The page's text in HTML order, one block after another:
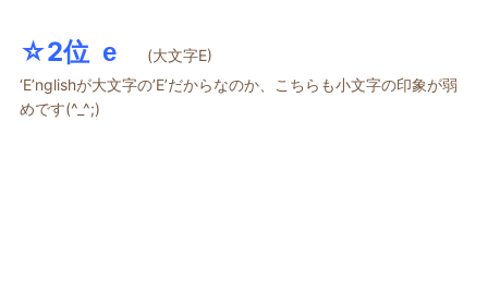
☆2位 e
(大文字E)
‘E’nglishが大文字の’E’だからなのか、こちらも小文字の印象が弱
めです(^_^;)